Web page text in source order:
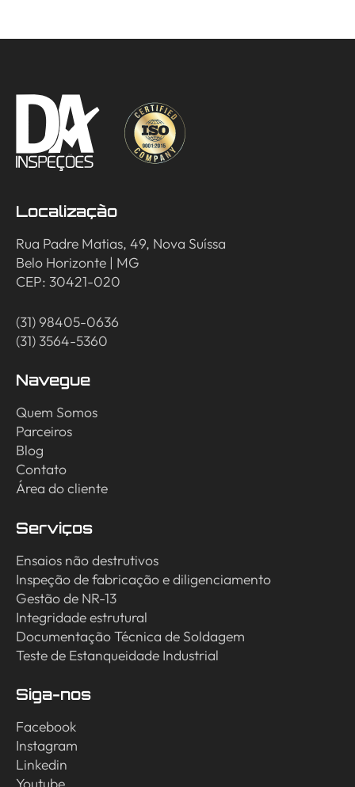
Localização
Rua Padre Matias, 49, Nova Suíssa
Belo Horizonte | MG
CEP: 30421-020
(31) 98405-0636
(31) 3564-5360
Navegue
Quem Somos
Parceiros
Blog
Contato
Área do cliente
Serviços
Ensaios não destrutivos
Inspeção de fabricação e diligenciamento
Gestão de NR-13
Integridade estrutural
Documentação Técnica de Soldagem
Teste de Estanqueidade Industrial
Siga-nos
Facebook
Instagram
Linkedin
Youtube